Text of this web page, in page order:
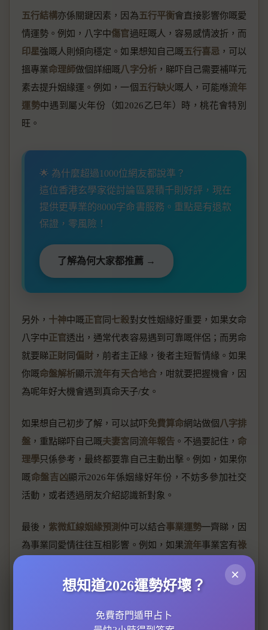
五行結構亦係關鍵因素，因為五行平衡會直接影響你嘅愛
情運勢。例如，八字中傷官過旺嘅人，容易感情波折，而
印星強嘅人則傾向穩定。如果想知自己嘅五行喜忌 ，可以
搵專業命理師做個詳細嘅八字分析，睇吓自己需要補咩元
素去提升姻緣運。例如，一個 五行缺火嘅人，可能喺流年
運勢中遇到屬火年份（如2026乙巳年）時，桃花會特別
旺。
🌟 為什麼超過1000位網友都說準？
這位香港玄學家從討論區累積千則好評，現在
提供更專業的8000字命書服務。重點是有退款
保證，零風險！
了解為何大家都推薦 →
另外， 十神中嘅正官同七殺對女性姻緣好重要，如果女命
八字中正官透出，通常代表容易遇到可靠嘅伴侶；而男命
就要睇正財同偏財 ，前者主正緣，後者主短暫情緣。如果
你嘅命盤解析顯示流年有天合地合，咁就要把握機會，因
為呢年好大機會遇到真命天子/女。
如果想自己初步了解，可以試吓免費算命網站做個 八字排
盤 ，重點睇吓自己嘅夫妻宮同流年報告。不過要記住， 命
理學只係參考，最終都要靠自己主動出擊。例如，如果你
嘅命盤吉凶顯示2026年係姻緣好年份，不妨多參加社交
活動，或者透過朋友介紹認識新對象。
最後， 紫微紅線姻緣預測仲可以結合事業運勢一齊睇，因
為事業同愛情往往互相影響。例如，如果流年事業宮有祿
，代表工作順利，連帶自信心提升，自然更容易吸引異
性。所以，唔好只係睇愛情運，全面分析先至最準確！
姓名合盤愛情指引
×
想知道2026運勢好壞？
免費奇門遁甲占卜